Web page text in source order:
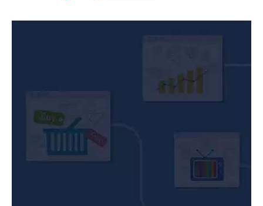
είδους. Από τη δημιουργία eshop λίγων κατηγοριών
και προϊόντων, μέχρι δημιουργία eshop με χιλιάδες
διαφορετικούς κωδικούς προϊόντων.
Όποιες και να είναι οι δικές δυσκολίες εμείς στο
την κατάλληλη λύση για να το πουλήσετε και να
προωθήσετε αξιόπιστα τα προϊόντα σας στο internet.Η
εφαρμογή για τη δημιουργία eshop που